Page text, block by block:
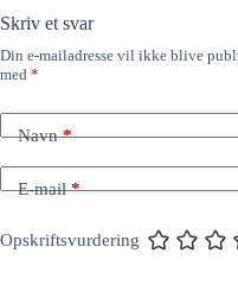
Skriv et svar
Din e-mailadresse vil ikke blive
med *
Navn*
E-mail*
Opskriftsvurdering